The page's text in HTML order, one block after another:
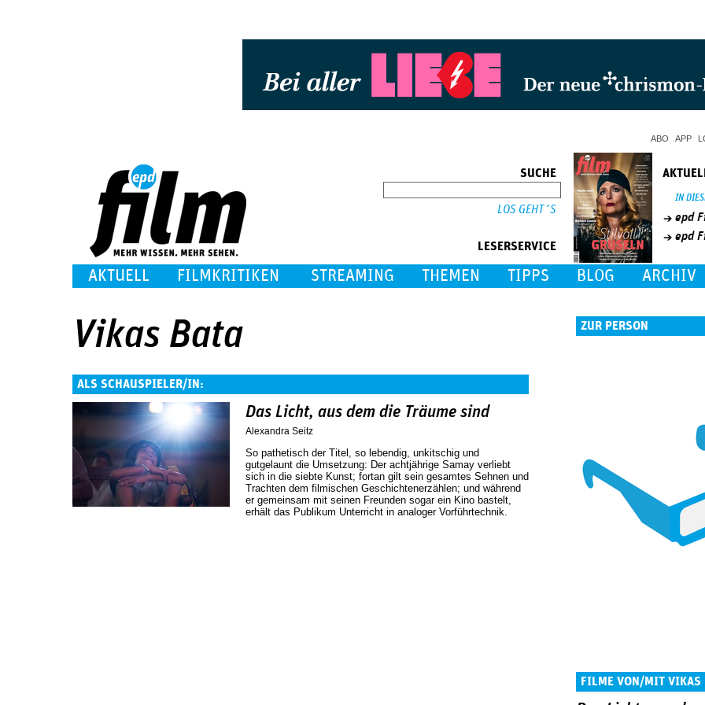
ABO APP
SUCHE
LESERSERVICE
IN
epd
epd
AKTUELL FILMKRITIKEN STREAMING THEMEN TIPPS BLOG ARCHIV
Vikas Bata
ALS SCHAUSPIELER/IN:
Das Licht, aus dem die Träume sind
Alexandra Seitz
So pathetisch der Titel, so lebendig, unkitschig und
gutgelaunt die Umsetzung: Der achtjährige Samay verliebt
sich in die siebte Kunst; fortan gilt sein gesamtes Sehnen und
Trachten dem filmischen Geschichtenerzählen; und während
er gemeinsam mit seinen Freunden sogar ein Kino bastelt,
erhält das Publikum Unterricht in analoger Vorführtechnik.
ZUR PERSON
FILME VON/MIT VIKAS